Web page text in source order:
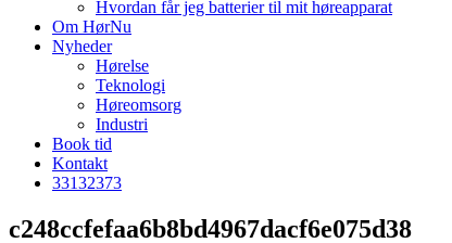
Hvordan får jeg batterier til mit høreapparat
Om HørNu
Nyheder
Hørelse
Teknologi
Høreomsorg
Industri
Book tid
Kontakt
33132373
c248ccfefaa6b8bd4967dacf6e075d38